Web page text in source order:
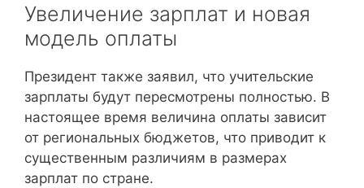
Увеличение зарплат и новая
модель оплаты
Президент также заявил, что учительские
зарплаты будут пересмотрены полностью. В
настоящее время величина оплаты зависит
от региональных бюджетов, что приводит к
существенным различиям в размерах
зарплат по стране.